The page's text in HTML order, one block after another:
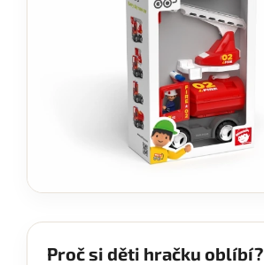
Proč si děti hračku oblíbí?